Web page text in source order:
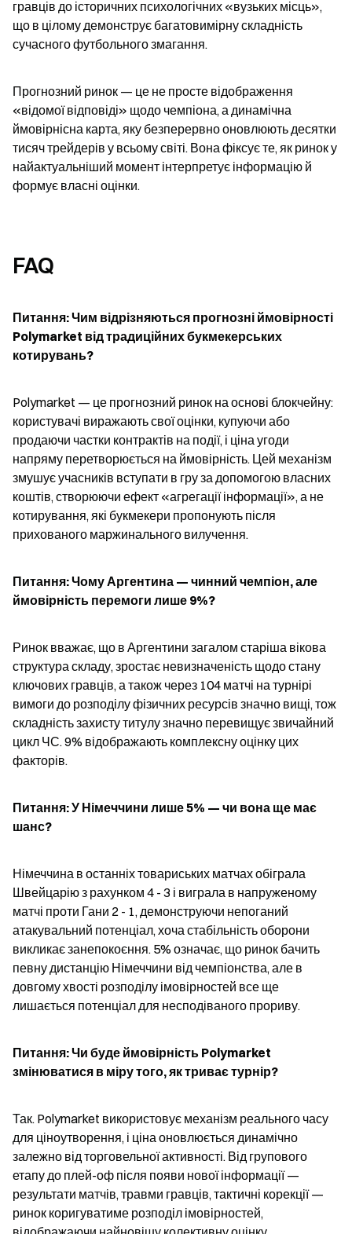
гравців до історичних психологічних «вузьких місць»,
що в цілому демонструє багатовимірну складність
сучасного футбольного змагання.
Прогнозний ринок — це не просте відображення
«відомої відповіді» щодо чемпіона, а динамічна
ймовірнісна карта, яку безперервно оновлюють десятки
тисяч трейдерів у всьому світі. Вона фіксує те, як ринок у
найактуальніший момент інтерпретує інформацію й
формує власні оцінки.
FAQ
Питання: Чим відрізняються прогнозні ймовірності
Polymarket від традиційних букмекерських
котирувань?
Polymarket — це прогнозний ринок на основі блокчейну:
користувачі виражають свої оцінки, купуючи або
продаючи частки контрактів на події, і ціна угоди
напряму перетворюється на ймовірність. Цей механізм
змушує учасників вступати в гру за допомогою власних
коштів, створюючи ефект «агрегації інформації», а не
котирування, які букмекери пропонують після
прихованого маржинального вилучення.
Питання: Чому Аргентина — чинний чемпіон, але
ймовірність перемоги лише 9%?
Ринок вважає, що в Аргентини загалом старіша вікова
структура складу, зростає невизначеність щодо стану
ключових гравців, а також через 104 матчі на турнірі
вимоги до розподілу фізичних ресурсів значно вищі, тож
складність захисту титулу значно перевищує звичайний
цикл ЧС. 9% відображають комплексну оцінку цих
факторів.
Питання: У Німеччини лише 5% — чи вона ще має
шанс?
Німеччина в останніх товариських матчах обіграла
Швейцарію з рахунком 4 - 3 і виграла в напруженому
матчі проти Гани 2 - 1, демонструючи непоганий
атакувальний потенціал, хоча стабільність оборони
викликає занепокоєння. 5% означає, що ринок бачить
певну дистанцію Німеччини від чемпіонства, але в
довгому хвості розподілу імовірностей все ще
лишається потенціал для несподіваного прориву.
Питання: Чи буде ймовірність Polymarket
змінюватися в міру того, як триває турнір?
Так. Polymarket використовує механізм реального часу
для ціноутворення, і ціна оновлюється динамічно
залежно від торговельної активності. Від групового
етапу до плей-оф після появи нової інформації —
результати матчів, травми гравців, тактичні корекції —
ринок коригуватиме розподіл імовірностей,